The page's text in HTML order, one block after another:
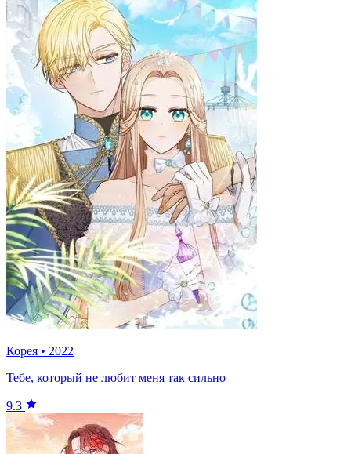
Корея • 2022
Тебе, который не любит меня так сильно
9.3